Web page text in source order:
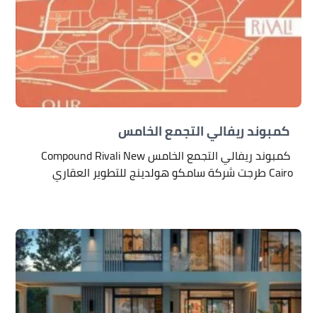
كمبوند ريفالي التجمع الخامس
كمبوند ريفالي التجمع الخامس Compound Rivali New
Cairo طرجت شركة سامكو هولدينج للتطوير العقاري